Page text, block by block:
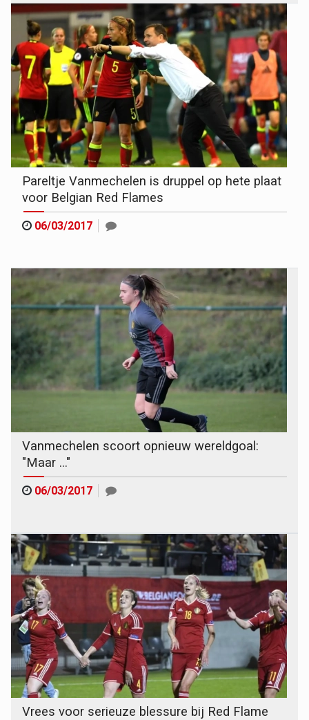
Pareltje Vanmechelen is druppel op hete plaat
voor Belgian Red Flames
06/03/2017
Vanmechelen scoort opnieuw wereldgoal:
"Maar ..."
06/03/2017
Vrees voor serieuze blessure bij Red Flame